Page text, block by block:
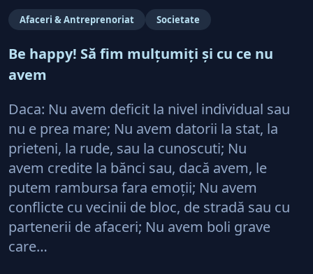
Afaceri & Antreprenoriat Societate
Be happy! Să fim mulţumiţi şi cu ce nu
avem
Daca: Nu avem deficit la nivel individual sau
nu e prea mare; Nu avem datorii la stat, la
prieteni, la rude, sau la cunoscuti; Nu
avem credite la bănci sau, dacă avem, le
putem rambursa fara emoţii; Nu avem
conflicte cu vecinii de bloc, de stradă sau cu
partenerii de afaceri; Nu avem boli grave
care…